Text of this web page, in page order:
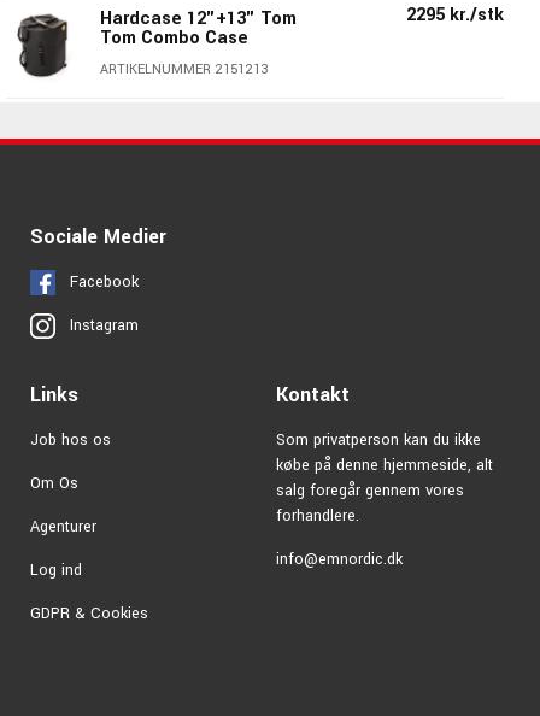
Hardcase 12"+13" Tom
Tom Combo Case
ARTIKELNUMMER 2151213
2295 kr./stk
Case
Sociale Medier
Facebook
Instagram
Links
Job hos os
Om Os
Agenturer
Log ind
GDPR & Cookies
Kontakt
Som privatperson kan du ikke
købe på denne hjemmeside, alt
salg foregår gennem vores
forhandlere.
info@emnordic.dk